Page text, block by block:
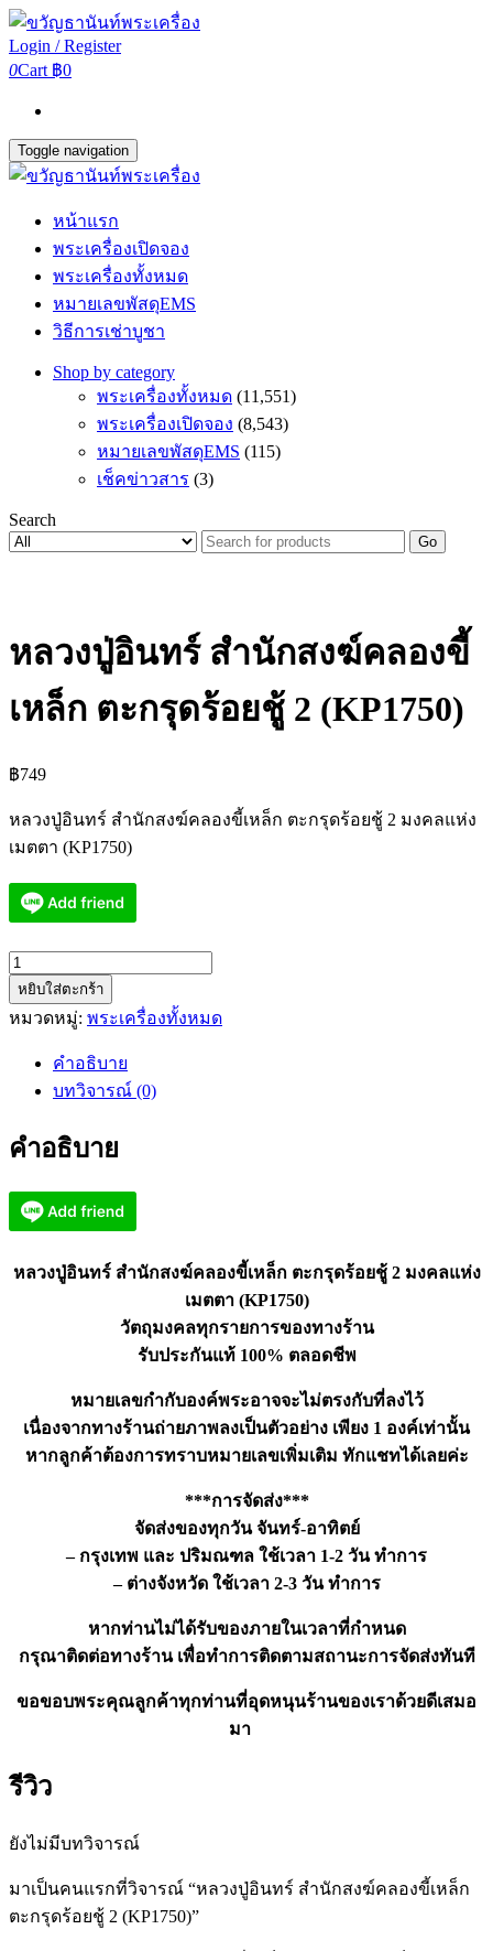
Login / Register
0Cart ฿0
Toggle navigation
หน้าแรก
พระเครื่องเปิดจอง
พระเครื่องทั้งหมด
หมายเลขพัสดุEMS
วิธีการเช่าบูชา
Shop by category
พระเครื่องทั้งหมด (11,551)
พระเครื่องเปิดจอง (8,543)
หมายเลขพัสดุEMS (115)
เช็คข่าวสาร (3)
Search
Go
หลวงปู่อินทร์ สำนักสงฆ์คลองขี้
เหล็ก ตะกรุดร้อยชู้ 2 (KP1750)
฿749
หลวงปู่อินทร์ สำนักสงฆ์คลองขี้เหล็ก ตะกรุดร้อยชู้ 2 มงคลแห่ง
เมตตา (KP1750)
จำนวน
หลวง
ปู่
สำนักสงฆ์
เหล็ก
ร้อย
(KP1750)
หยิบใส่ตะกร้า
หมวดหมู่: พระเครื่องทั้งหมด
คำอธิบาย
บทวิจารณ์ (0)
คำอธิบาย
หลวงปู่อินทร์ สำนักสงฆ์คลองขี้เหล็ก ตะกรุดร้อยชู้ 2 มงคลแห่ง
เมตตา (KP1750)
วัตถุมงคลทุกรายการของทางร้าน
รับประกันแท้ 100% ตลอดชีพ
หมายเลขกำกับองค์พระอาจจะไม่ตรงกับที่ลงไว้
เนื่องจากทางร้านถ่ายภาพลงเป็นตัวอย่าง เพียง 1 องค์เท่านั้น
หากลูกค้าต้องการทราบหมายเลขเพิ่มเติม ทักแชทได้เลยค่ะ
***การจัดส่ง***
จัดส่งของทุกวัน จันทร์-อาทิตย์
– กรุงเทพ และ ปริมณฑล ใช้เวลา 1-2 วัน ทำการ
– ต่างจังหวัด ใช้เวลา 2-3 วัน ทำการ
หากท่านไม่ได้รับของภายในเวลาที่กำหนด
กรุณาติดต่อทางร้าน เพื่อทำการติดตามสถานะการจัดส่งทันที
ขอขอบพระคุณลูกค้าทุกท่านที่อุดหนุนร้านของเราด้วยดีเสมอ
มา
รีวิว
ยังไม่มีบทวิจารณ์
มาเป็นคนแรกที่วิจารณ์ “หลวงปู่อินทร์ สำนักสงฆ์คลองขี้เหล็ก
ตะกรุดร้อยชู้ 2 (KP1750)”